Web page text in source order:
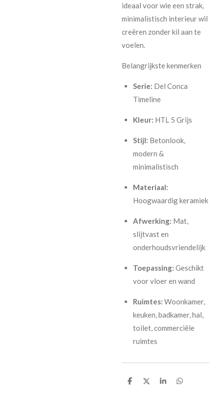
ideaal voor wie een strak,
minimalistisch interieur wil
creëren zonder kil aan te
voelen.
Belangrijkste kenmerken
Serie: Del Conca
Timeline
Kleur: HTL 5 Grijs
Stijl: Betonlook,
modern &
minimalistisch
Materiaal:
Hoogwaardig keramiek
Afwerking: Mat,
slijtvast en
onderhoudsvriendelijk
Toepassing: Geschikt
voor vloer en wand
Ruimtes: Woonkamer,
keuken, badkamer, hal,
toilet, commerciële
ruimtes
D
D
S
D